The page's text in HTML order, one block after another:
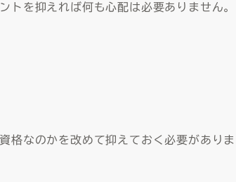
トを抑えれば何も心配は必要ありません。
格なのかを改めて抑えておく必要がありま